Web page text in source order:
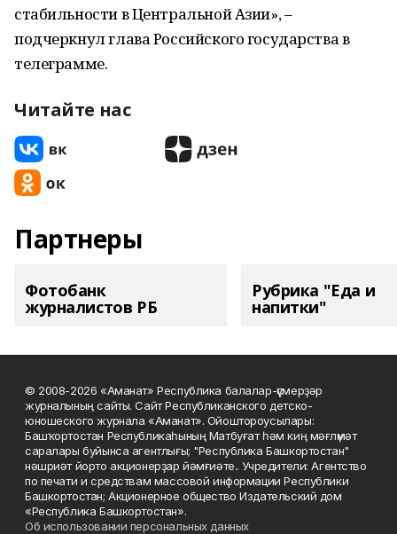
стабильности в Центральной Азии», –
подчеркнул глава Российского государства в
телеграмме.
Читайте нас
Партнеры
Фотобанк
журналистов РБ
Рубрика "Еда и
напитки"
© 2008-2026 «Аманат» Республика балалар-үҫмерҙәр
журналының сайты. Сайт Республиканского детско-
юношеского журнала «Аманат». Ойоштороусылары:
Башҡортостан Республикаһының Матбуғат һәм киң мәғлүмәт
саралары буйынса агентлығы; "Республика Башкортостан"
нәшриәт йорто акционерҙар йәмғиәте.. Учредители: Агентство
по печати и средствам массовой информации Республики
Башкортостан; Акционерное общество Издательский дом
«Республика Башкортостан».
Об использовании персональных данных